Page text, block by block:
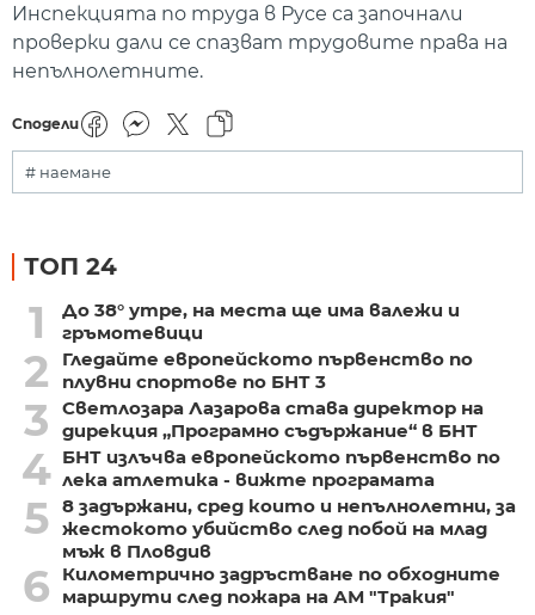
Инспекцията по труда в Русе са започнали
проверки дали се спазват трудовите права на
непълнолетните.
Сподели
# наемане
ТОП 24
1
До 38° утре, на места ще има валежи и
гръмотевици
2
Гледайте европейското първенство по
плувни спортове по БНТ 3
3
Светлозара Лазарова става директор на
дирекция „Програмно съдържание“ в БНТ
4 БНТ излъчва европейското първенство по
лека атлетика - вижте програмата
5 8 задържани, сред които и непълнолетни, за
жестокото убийство след побой на млад
мъж в Пловдив
6
Километрично задръстване по обходните
маршрути след пожара на АМ "Тракия"